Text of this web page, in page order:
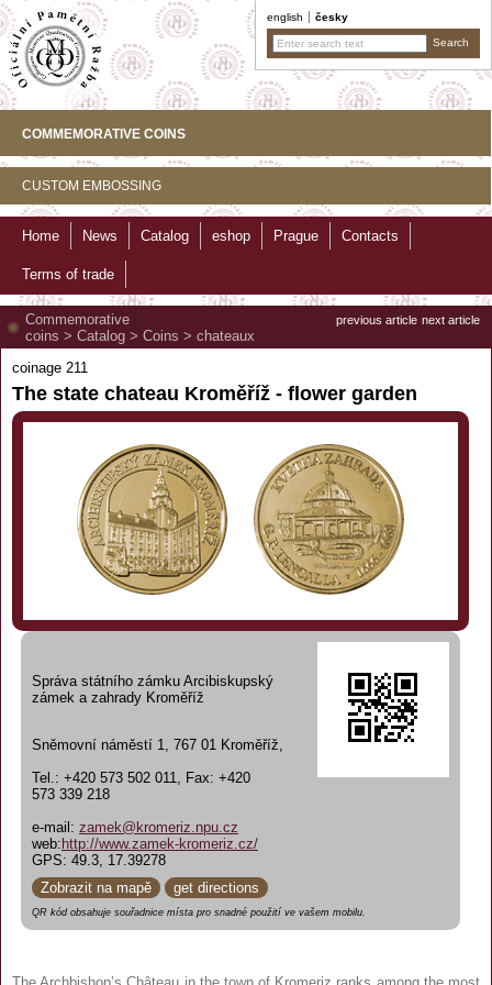
english česky
COMMEMORATIVE COINS
CUSTOM EMBOSSING
Home News Catalog eshop Prague Contacts
Terms of trade
previous article next article
Commemorative
coins > Catalog > Coins > chateaux
coinage 211
The state chateau Kroměříž - flower garden
Správa státního zámku Arcibiskupský
zámek a zahrady Kroměříž
Sněmovní náměstí 1, 767 01 Kroměříž,
Tel.: +420 573 502 011, Fax: +420
573 339 218
e-mail: zamek@kromeriz.npu.cz
web:http://www.zamek-kromeriz.cz/
GPS: 49.3, 17.39278
Zobrazit na mapě
get directions
QR kód obsahuje souřadnice místa pro snadné použití ve vašem mobilu.